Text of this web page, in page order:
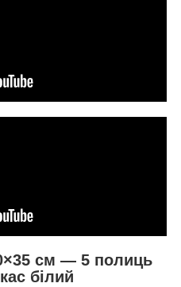
см — 5 полиць
білий